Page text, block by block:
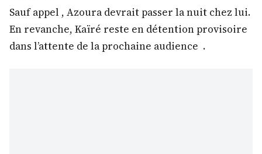
Sauf appel , Azoura devrait passer la nuit chez lui.
En revanche, Kaïré reste en détention provisoire
dans l’attente de la prochaine audience .